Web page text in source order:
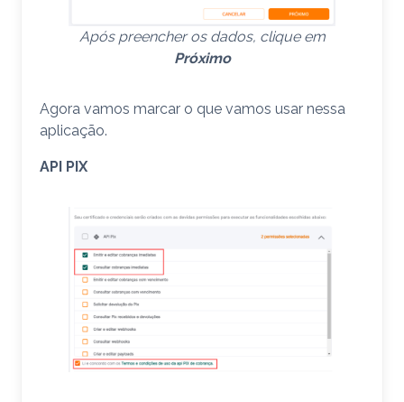
Após preencher os dados, clique em
Próximo
Agora vamos marcar o que vamos usar nessa
aplicação.
API PIX